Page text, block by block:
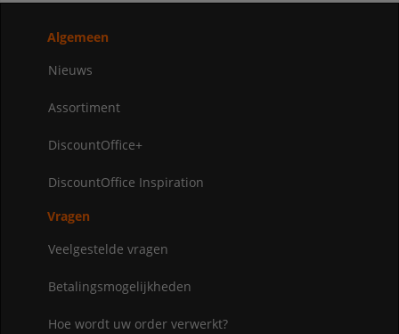
Algemeen
Nieuws
Assortiment
DiscountOffice+
DiscountOffice Inspiration
Vragen
Veelgestelde vragen
Betalingsmogelijkheden
Hoe wordt uw order verwerkt?